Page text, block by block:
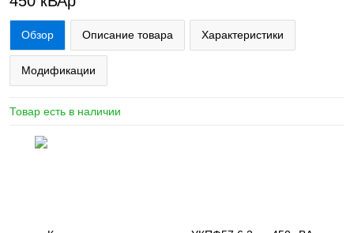
Обзор Описание товара Характеристики
Модификации
Товар есть в наличии